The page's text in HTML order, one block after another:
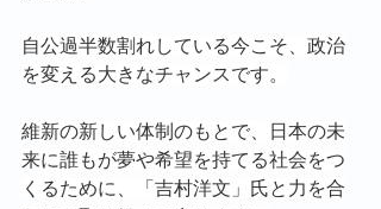
自公過半数割れしている今こそ、政治
を変える大きなチャンスです。
維新の新しい体制のもとで、日本の未
来に誰もが夢や希望を持てる社会をつ
くるために、「吉村洋文」氏と力を合